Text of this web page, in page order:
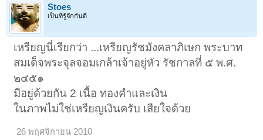
Stoes
เป็นที่รู้จักกันดี
เหรียญนี่เรียกว่า ...เหรียญรัชมังคลาภิเษก พระบาท
สมเด็จพระจุลจอมเกล้าเจ้าอยู่หัว รัชกาลที่ ๕ พ.ศ.
๒๔๕๑
มีอยู่ด้วยกัน 2 เนื้อ ทองคำและเงิน
ในภาพไม่ใช่เหรียญเงินครับ เสียใจด้วย
26 พฤศจิกายน 2010